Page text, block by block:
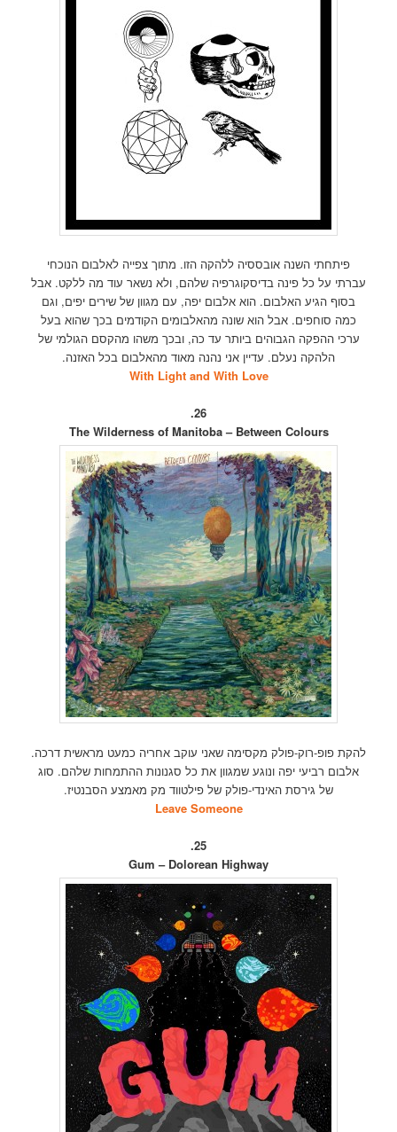
פיתחתי השנה אובססיה ללהקה הזו. מתוך צפייה לאלבום הנוכחי
עברתי על כל פינה בדיסקוגרפיה שלהם, ולא נשאר עוד מה ללקט. אבל
בסוף הגיע האלבום. הוא אלבום יפה, עם מגוון של שירים יפים, וגם
כמה סוחפים. אבל הוא שונה מהאלבומים הקודמים בכך שהוא בעל
ערכי ההפקה הגבוהים ביותר עד כה, ובכך משהו מהקסם הגולמי של
הלהקה נעלם. עדיין אני נהנה מאוד מהאלבום בכל האזנה.
With Light and With Love
26.
The Wilderness of Manitoba – Between Colours
להקת פופ-רוק-פולק מקסימה שאני עוקב אחריה כמעט מראשית דרכה.
אלבום רביעי יפה ונוגע שמגוון את כל סגנונות ההתמחות שלהם. סוג
של גירסת האינדי-פולק של פילטווד מק מאמצע הסבנטיז.
Leave Someone
25.
Gum – Dolorean Highway